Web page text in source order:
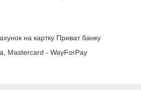
на картку Приват банку
Mastercard - WayForPay